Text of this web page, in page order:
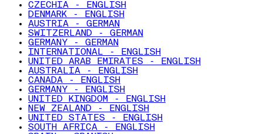
CZECHIA - ENGLISH
DENMARK - ENGLISH
AUSTRIA - GERMAN
SWITZERLAND - GERMAN
GERMANY - GERMAN
INTERNATIONAL - ENGLISH
UNITED ARAB EMIRATES - ENGLISH
AUSTRALIA - ENGLISH
CANADA - ENGLISH
GERMANY - ENGLISH
UNITED KINGDOM - ENGLISH
NEW ZEALAND - ENGLISH
UNITED STATES - ENGLISH
SOUTH AFRICA - ENGLISH